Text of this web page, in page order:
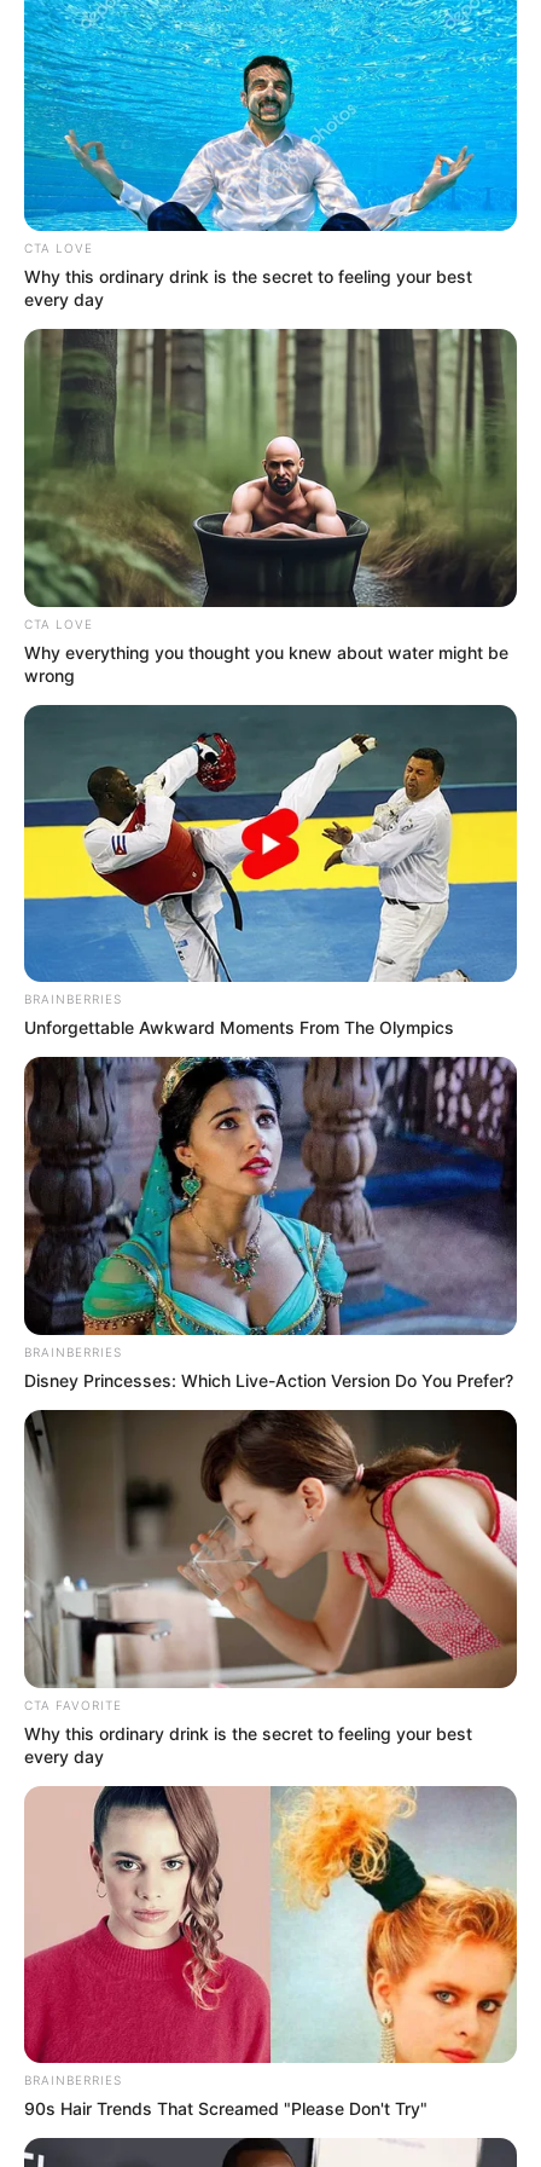
Sobre las causas y responsables, la policía analiza entre
otras versiones,
problemas personales
. Igualmente se
indaga con elementos materiales probatorios y
evidencias físicas algún detalle que ayude a capturar al
responsable.
Más información:Este fin de semana Medellín recibirá
la octava etapa del Clásico RCN
Con el crimen de Gallego Castaño, ya son 30 los
asesinatos cometidos este año en la comuna siete
Robledo.
COMPARTIR
ALERTA BOGOTÁ EN GOOGLE NEWS
TEMAS RELACIONADOS
ROBLEDO - MEDELLÍN TRAGENDIA
NOTICIAS
NOTICIAS MEDELLÍN
POLICÍA METROPOLITANA DEL VALLE DE ABURRÁ
MANTÉNGASE EN ALERTA
Tenemos todas las noticias que le
interesan. Para estar bien informado, por
favor, active las notificaciones de Alerta.
ACTIVAR AHORA
TEMAS DESTACADOS
EMERGENCIAS POR LLUVIAS
METRO DE MEDELLÍN
ELECCIONES PRESIDENCIALES
MARINILLA - ANTIOQUIA
EPM
YONDÓ - ANTIOQUIA
RIONEGRO
CTA LOVE
Why this ordinary drink is the secret to feeling your best
every day
CTA LOVE
Why everything you thought you knew about water might be
wrong
BRAINBERRIES
Unforgettable Awkward Moments From The Olympics
BRAINBERRIES
Disney Princesses: Which Live-Action Version Do You Prefer?
CTA FAVORITE
Why this ordinary drink is the secret to feeling your best
every day
BRAINBERRIES
90s Hair Trends That Screamed "Please Don't Try"